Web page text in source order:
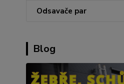
Odsavače par
Blog